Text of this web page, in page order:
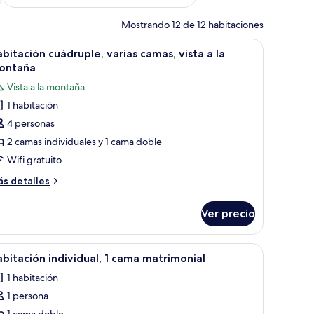
Mostrando 12 de 12 habitaciones
mesita con fruta y una bebida, y una silla.Habitación de hotel con dos camas, una
11
cuádruple, varias camas, vista a la
Vista a la montaña
1 habitación
4 personas
2 camas individuales y 1 cama doble
Wifi gratuito
detalles
Ver precio
amplio, una lámpara fijada a la pared y suelo de baldosas.
Una cama impecablemente hecha con
9 individual, 1 cama matrimonial
1 habitación
1 persona